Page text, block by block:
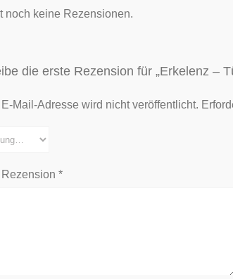
noch keine Rezensionen.
die erste Rezension für „Erkelenz –
Mail-Adresse wird nicht veröffentlicht.
*